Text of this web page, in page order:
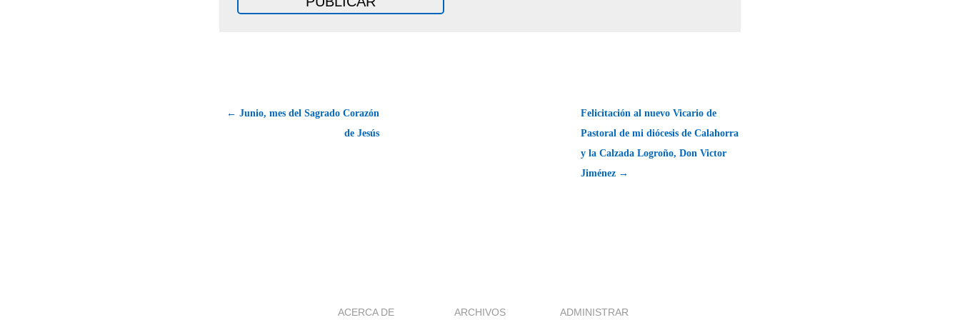
← Junio, mes del Sagrado Corazón
de Jesús
Felicitación al nuevo Vicario de
Pastoral de mi diócesis de Calahorra
y la Calzada Logroño, Don Victor
Jiménez →
ACERCA DE ARCHIVOS ADMINISTRAR